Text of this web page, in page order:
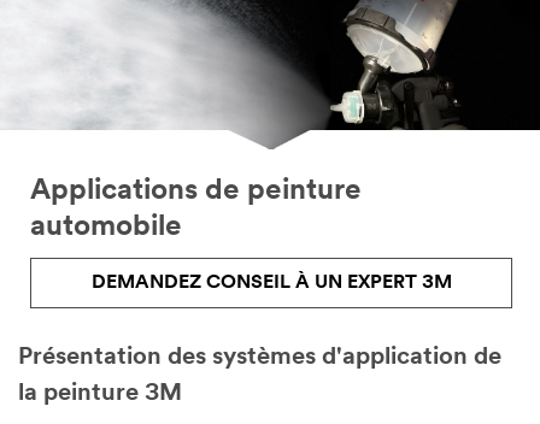
Applications de peinture
automobile
DEMANDEZ CONSEIL À UN EXPERT 3M
Présentation des systèmes d'application de
la peinture 3M